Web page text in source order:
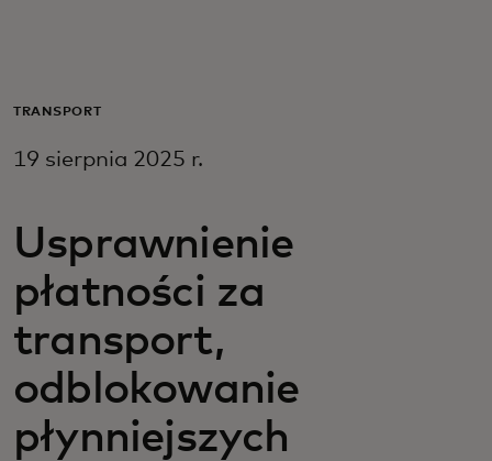
Dla firm
Dla innowatorów
Aktualności i trendy
TRANSPORT
19 sierpnia 2025 r.
Usprawnienie
płatności za
transport,
odblokowanie
płynniejszych